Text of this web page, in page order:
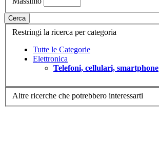
Cerca
Restringi la ricerca per categoria
Tutte le Categorie
Elettronica
Telefoni, cellulari, smartphone
Altre ricerche che potrebbero interessarti